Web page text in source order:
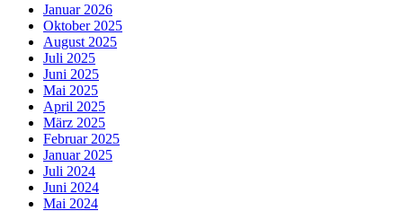
Januar 2026
Oktober 2025
August 2025
Juli 2025
Juni 2025
Mai 2025
April 2025
März 2025
Februar 2025
Januar 2025
Juli 2024
Juni 2024
Mai 2024